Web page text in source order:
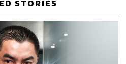
STORIES